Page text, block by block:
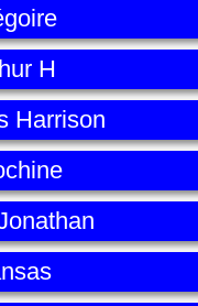
H
Harrison